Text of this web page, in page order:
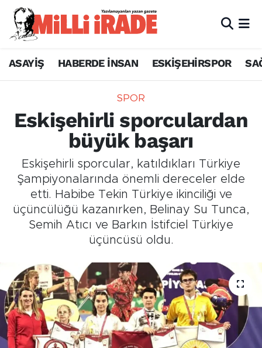
ASAYİŞ HABERDE İNSAN ESKİŞEHİRSPOR
SPOR
Eskişehirli sporculardan
büyük başarı
Eskişehirli sporcular, katıldıkları Türkiye
Şampiyonalarında önemli dereceler elde
etti. Habibe Tekin Türkiye ikinciliği ve
üçüncülüğü kazanırken, Belinay Su Tunca,
Semih Atıcı ve Barkın İstifciel Türkiye
üçüncüsü oldu.